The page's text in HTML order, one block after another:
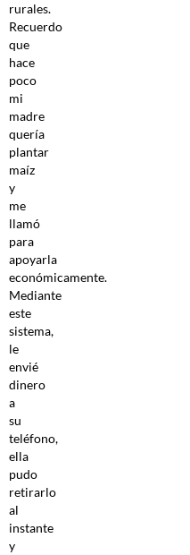
rurales.
Recuerdo
que
hace
poco
mi
madre
quería
plantar
maíz
y
me
llamó
para
apoyarla
económicamente.
Mediante
este
sistema,
le
envié
dinero
a
su
teléfono,
ella
pudo
retirarlo
al
instante
y